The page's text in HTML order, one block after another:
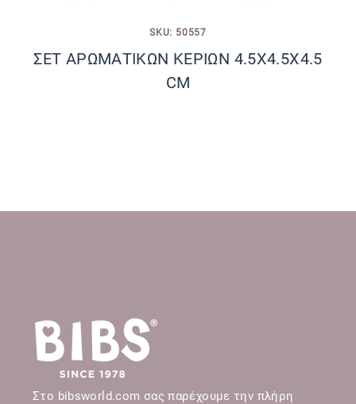
SKU: 50557
ΣΕΤ ΑΡΩΜΑΤΙΚΩΝ ΚΕΡΙΩΝ 4.5X4.5X4.5
CM
Στο bibsworld.com σας παρέχουμε την πλήρη